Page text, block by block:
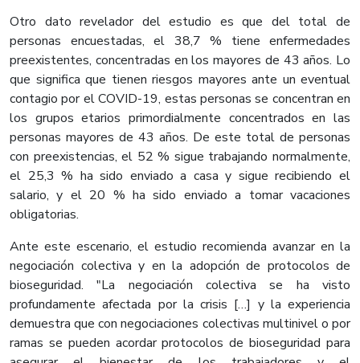
Otro dato revelador del estudio es que del total de
personas encuestadas, el 38,7 % tiene enfermedades
preexistentes, concentradas en los mayores de 43 años. Lo
que significa que tienen riesgos mayores ante un eventual
contagio por el COVID-19, estas personas se concentran en
los grupos etarios primordialmente concentrados en las
personas mayores de 43 años. De este total de personas
con preexistencias, el 52 % sigue trabajando normalmente,
el 25,3 % ha sido enviado a casa y sigue recibiendo el
salario, y el 20 % ha sido enviado a tomar vacaciones
obligatorias.
Ante este escenario, el estudio recomienda avanzar en la
negociación colectiva y en la adopción de protocolos de
bioseguridad. "La negociación colectiva se ha visto
profundamente afectada por la crisis […] y la experiencia
demuestra que con negociaciones colectivas multinivel o por
ramas se pueden acordar protocolos de bioseguridad para